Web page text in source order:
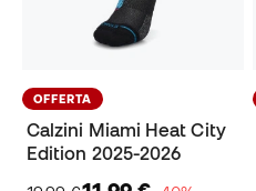
OFFERTA
Calzini Miami Heat City
Edition 2025-2026